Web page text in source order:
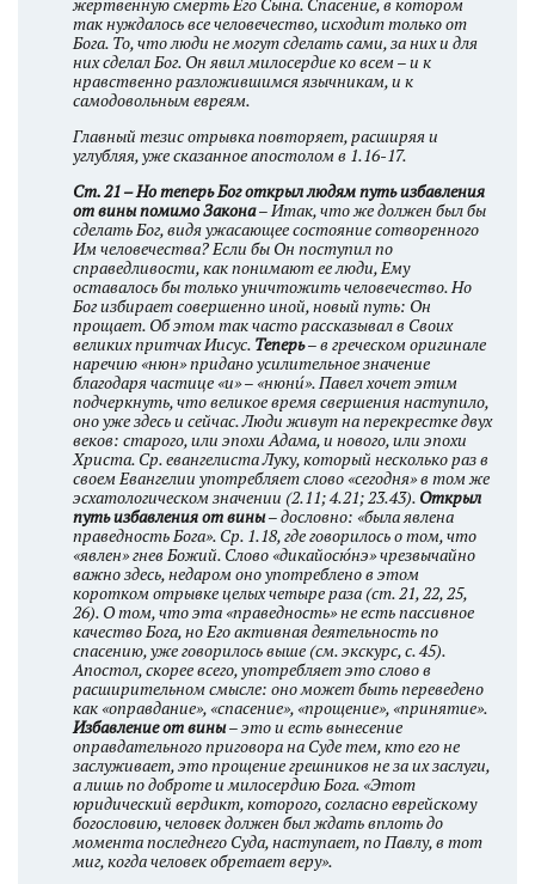
так нуждалось все человечество, исходит только от
Бога. То, что люди не могут сделать сами, за них и для
них сделал Бог. Он явил милосердие ко всем – и к
нравственно разложившимся язычникам, и к
самодовольным евреям.
Главный тезис отрывка повторяет, расширяя и
углубляя, уже сказанное апостолом в 1.16-17.
Ст. 21 – Но теперь Бог открыл людям путь избавления
от вины помимо Закона– Итак, что же должен был бы
сделать Бог, видя ужасающее состояние сотворенного
Им человечества? Если бы Он поступил по
справедливости, как понимают ее люди, Ему
оставалось бы только уничтожить человечество. Но
Бог избирает совершенно иной, новый путь: Он
прощает. Об этом так часто рассказывал в Своих
великих притчах Иисус. Теперь– в греческом оригинале
наречию «нюн» придано усилительное значение
благодаря частице «и» – «нюни́». Павел хочет этим
подчеркнуть, что великое время свершения наступило,
оно уже здесь и сейчас. Люди живут на перекрестке двух
веков: старого, или эпохи Адама, и нового, или эпохи
Христа. Ср. евангелиста Луку, который несколько раз в
своем Евангелии употребляет слово «сегодня» в том же
эсхатологическом значении (2.11; 4.21; 23.43). Открыл
путь избавления от вины– дословно: «была явлена
праведность Бога». Ср. 1.18, где говорилось о том, что
«явлен» гнев Божий. Слово «дикайосю́нэ» чрезвычайно
важно здесь, недаром оно употреблено в этом
коротком отрывке целых четыре раза (ст. 21, 22, 25,
26). О том, что эта «праведность» не есть пассивное
качество Бога, но Его активная деятельность по
спасению, уже говорилось выше (см. экскурс, с. 45).
Апостол, скорее всего, употребляет это слово в
расширительном смысле: оно может быть переведено
как «оправдание», «спасение», «прощение», «принятие».
Избавление от вины– это и есть вынесение
оправдательного приговора на Суде тем, кто его не
заслуживает, это прощение грешников не за их заслуги,
а лишь по доброте и милосердию Бога. «Этот
юридический вердикт, которого, согласно еврейскому
богословию, человек должен был ждать вплоть до
момента последнего Суда, наступает, по Павлу, в тот
миг, когда человек обретает веру».